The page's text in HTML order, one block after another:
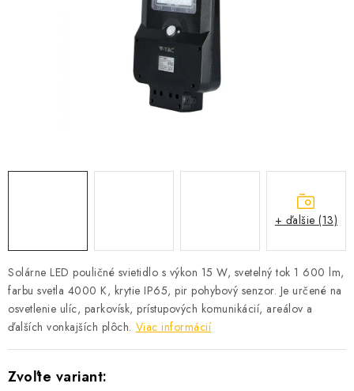
SEZÓNNE VÝPREDAJE POĽNOPOTREBY
OBCHODNÉ PODMIENKY
O NÁS - MEGALED & JANTON ZÁKAMENNÉ
Reklamácie a formulár na odstúpenie od zmluvy
Obchodné podmienky
Podmienky ochrany osobných údajov
Zľavy pre profíkov
Solárne LED pouličné svietidlo s výkon 15 W, svetelný tok 1 600 lm,
farbu svetla 4000 K, krytie IP65, pir pohybový senzor. Je určené na
osvetlenie ulíc, parkovísk, prístupových komunikácií, areálov a
ďalších vonkajších plôch. Viac informácií
+ ďalšie (13)